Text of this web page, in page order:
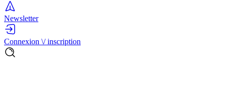
Newsletter
Connexion \/ inscription